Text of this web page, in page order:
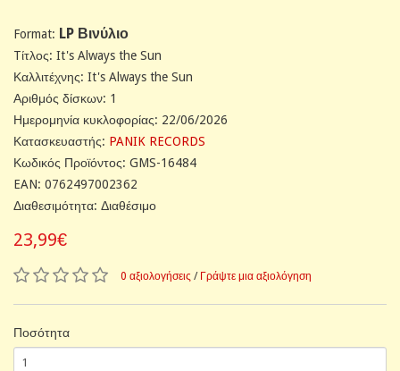
Format: LP Βινύλιο
Tίτλος: It's Always the Sun
Καλλιτέχνης: It's Always the Sun
Αριθμός δίσκων: 1
Ημερομηνία κυκλοφορίας: 22/06/2026
Κατασκευαστής: PANIK RECORDS
Κωδικός Προϊόντος: GMS-16484
EAN: 0762497002362
Διαθεσιμότητα: Διαθέσιμο
23,99€
0 αξιολογήσεις / Γράψτε μια αξιολόγηση
Ποσότητα